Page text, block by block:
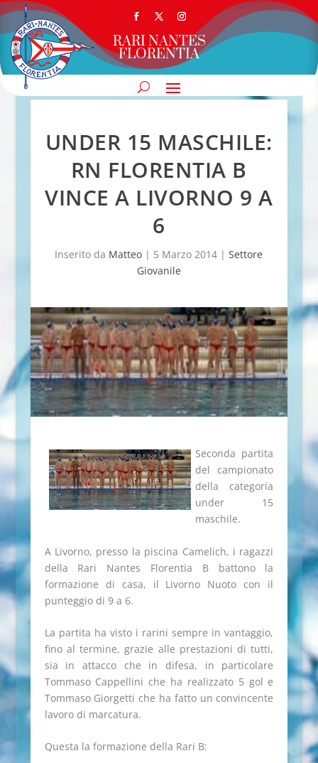
RARI NANTES
FLORENTIA
UNDER 15 MASCHILE:
RN FLORENTIA B
VINCE A LIVORNO 9 A
6
Inserito da Matteo | 5 Marzo 2014 |Settore
Giovanile
Seconda partita
del campionato
della categoria
under 15
maschile.
A Livorno, presso la piscina Camelich, i ragazzi
della Rari Nantes Florentia B battono la
formazione di casa, il Livorno Nuoto con il
punteggio di 9 a 6.
La partita ha visto i rarini sempre in vantaggio,
fino al termine, grazie alle prestazioni di tutti,
sia in attacco che in difesa, in particolare
Tommaso Cappellini che ha realizzato 5 gol e
Tommaso Giorgetti che ha fatto un convincente
lavoro di marcatura.
Questa la formazione della Rari B: